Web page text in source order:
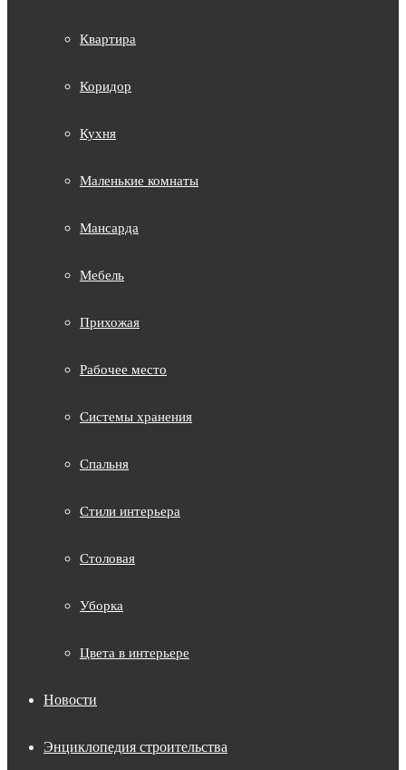
Квартира
Коридор
Кухня
Маленькие комнаты
Мансарда
Мебель
Прихожая
Рабочее место
Системы хранения
Спальня
Стили интерьера
Столовая
Уборка
Цвета в интерьере
Новости
Энциклопедия строительства